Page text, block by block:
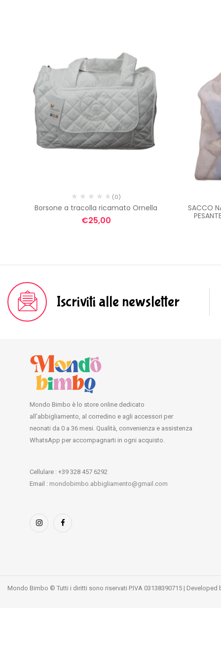
(0)
Borsone a tracolla ricamato Ornella
€25,00
SACCO
Iscriviti alle newsletter
Mondo Bimbo è lo store online dedicato
all’abbigliamento, al corredino e agli accessori per
neonati da 0 a 36 mesi. Qualità, convenienza e assistenza
WhatsApp per accompagnarti in ogni acquisto.
Cellulare : +39 328 457 6292
Email : mondobimbo.abbigliamento@gmail.com
Mondo Bimbo © Tutti i diritti sono riservati P.IVA 03138390715 | Developed